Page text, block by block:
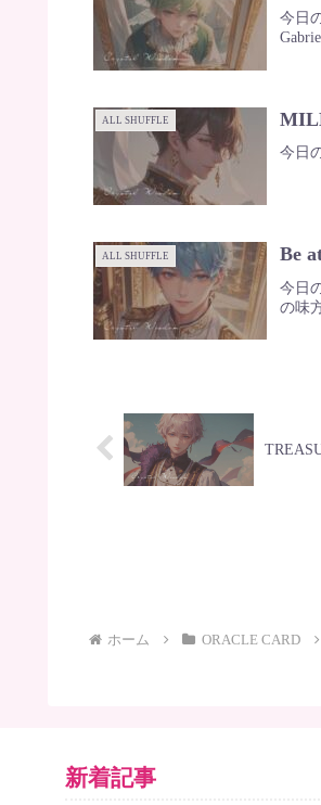
今日
ALL SHUFFLE
今日
ALL SHUFFLE Be
今日
の味
ホーム ORACLE CARD
新着記事